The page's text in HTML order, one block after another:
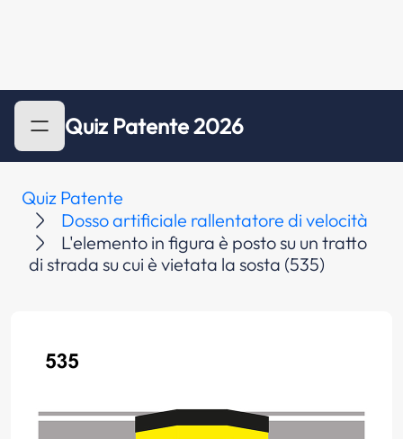
Quiz Patente 2026
Quiz Patente
Dosso artificiale rallentatore di velocità
L'elemento in figura è posto su un tratto
di strada su cui è vietata la sosta (535)